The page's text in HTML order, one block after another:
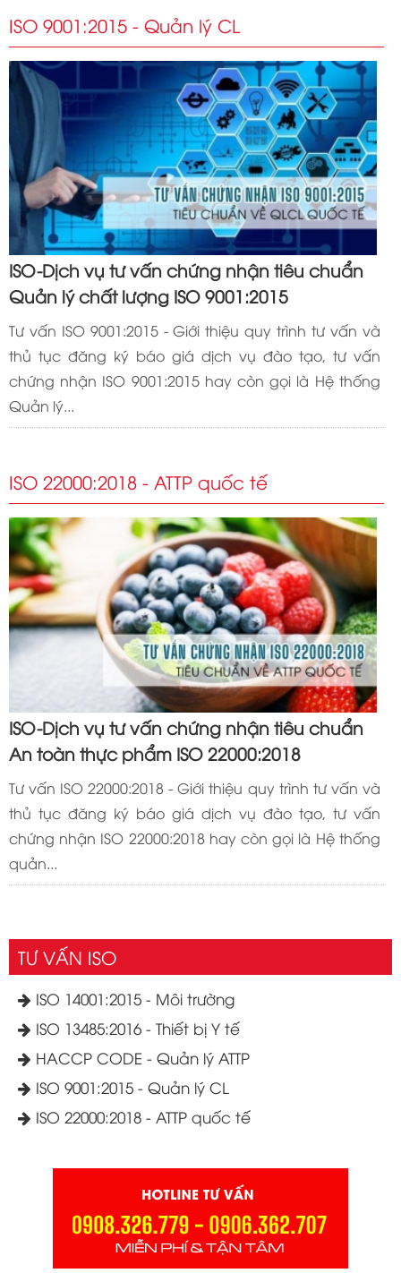
ISO 9001:2015 - Quản lý CL
ISO-Dịch vụ tư vấn chứng nhận tiêu chuẩn
Quản lý chất lượng ISO 9001:2015
Tư vấn ISO 9001:2015 - Giới thiệu quy trình tư vấn và
thủ tục đăng ký báo giá dịch vụ đào tạo, tư vấn
chứng nhận ISO 9001:2015 hay còn gọi là Hệ thống
Quản lý...
ISO 22000:2018 - ATTP quốc tế
ISO-Dịch vụ tư vấn chứng nhận tiêu chuẩn
An toàn thực phẩm ISO 22000:2018
Tư vấn ISO 22000:2018 - Giới thiệu quy trình tư vấn và
thủ tục đăng ký báo giá dịch vụ đào tạo, tư vấn
chứng nhận ISO 22000:2018 hay còn gọi là Hệ thống
quản...
TƯ VẤN ISO
ISO 14001:2015 - Môi trường
ISO 13485:2016 - Thiết bị Y tế
HACCP CODE - Quản lý ATTP
ISO 9001:2015 - Quản lý CL
ISO 22000:2018 - ATTP quốc tế